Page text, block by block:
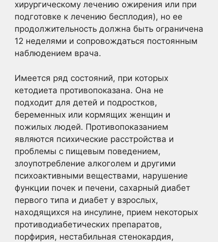
хирургическому лечению ожирения или при
подготовке к лечению бесплодия), но ее
продолжительность должна быть ограничена
12 неделями и сопровождаться постоянным
наблюдением врача.
Имеется ряд состояний, при которых
кетодиета противопоказана. Она не
подходит для детей и подростков,
беременных или кормящих женщин и
пожилых людей. Противопоказанием
являются психические расстройства и
проблемы с пищевым поведением,
злоупотребление алкоголем и другими
психоактивными веществами, нарушение
функции почек и печени, сахарный диабет
первого типа и диабет у взрослых,
находящихся на инсулине, прием некоторых
противодиабетических препаратов,
порфирия, нестабильная стенокардия,